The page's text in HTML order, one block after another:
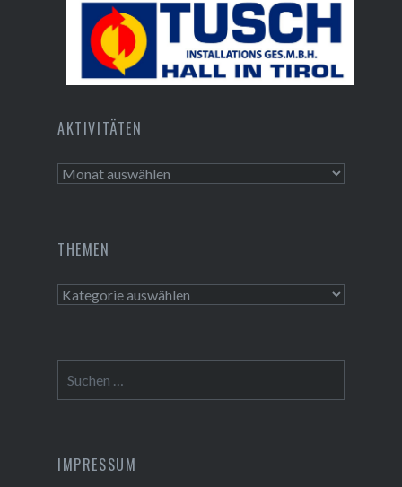
AKTIVITÄTEN
Aktivitäten
THEMEN
Themen
nach:
IMPRESSUM